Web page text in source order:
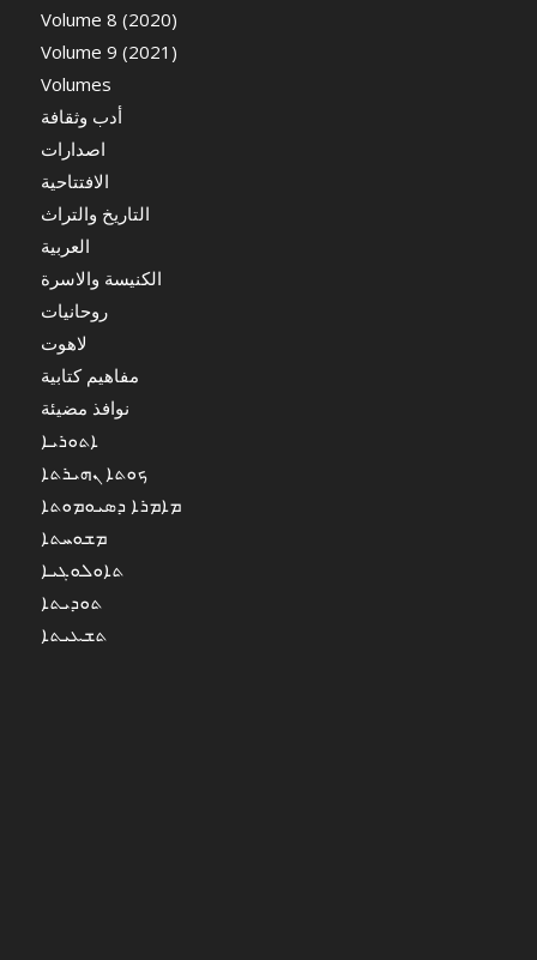
Volume 8 (2020)
Volume 9 (2021)
Volumes
أدب وثقافة
اصدارات
الافتتاحية
التاريخ والتراث
العربية
الكنيسة والاسرة
روحانيات
لاهوت
مفاهيم كتابية
نوافذ مضيئة
ܐܬܘܪܝܐ
ܟܘܬܐ ܢܗܝܪܬܐ
ܡܐܡܪܐ ܕܣܝܘܡܘܬܐ
ܡܫܘܚܬܐ
ܬܐܘܠܘܓܝܐ
ܬܘܕܝܬܐ
ܬܫܥܝܬܐ